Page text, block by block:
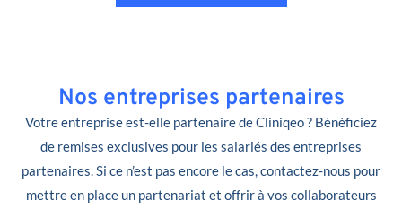
Nos entreprises partenaires
Votre entreprise est-elle partenaire de Cliniqeo ? Bénéficiez
de remises exclusives pour les salariés des entreprises
partenaires. Si ce n’est pas encore le cas, contactez-nous pour
mettre en place un partenariat et offrir à vos collaborateurs